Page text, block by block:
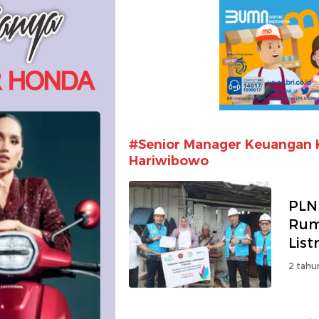
#Senior Manager
Hariwibowo
2